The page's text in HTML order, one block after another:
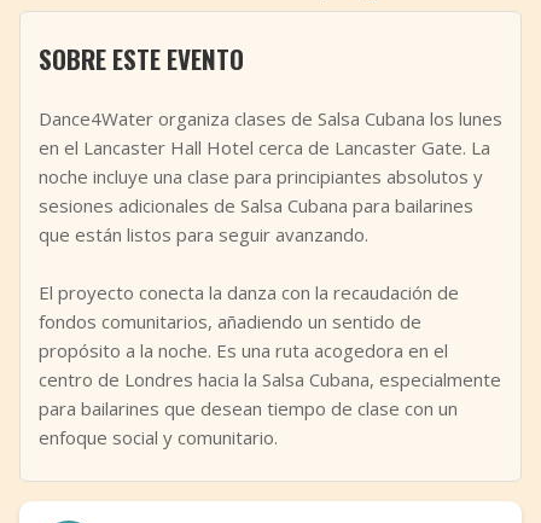
SOBRE ESTE EVENTO
Dance4Water organiza clases de Salsa Cubana los lunes
en el Lancaster Hall Hotel cerca de Lancaster Gate. La
noche incluye una clase para principiantes absolutos y
sesiones adicionales de Salsa Cubana para bailarines
que están listos para seguir avanzando.
El proyecto conecta la danza con la recaudación de
fondos comunitarios, añadiendo un sentido de
propósito a la noche. Es una ruta acogedora en el
centro de Londres hacia la Salsa Cubana, especialmente
para bailarines que desean tiempo de clase con un
enfoque social y comunitario.